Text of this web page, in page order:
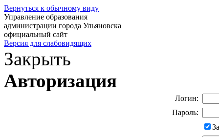
Вернуться к обычному виду
Управление образования
администрации города Ульяновска
официальный сайт
Версия для слабовидящих
Закрыть
Авторизация
Логин:
Пароль: